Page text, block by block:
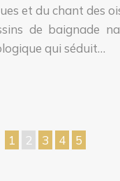
et du chant des
de baignade
qui séduit…
1 2 3 4 5